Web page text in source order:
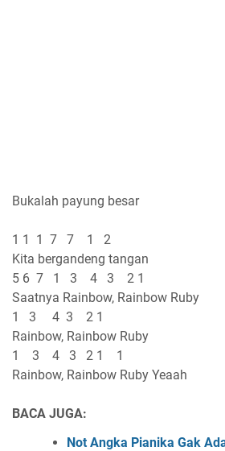
Bukalah payung besar
1 1 1 7 7 1 2
Kita bergandeng tangan
5 6 7 1 3 4 3 2 1
Saatnya Rainbow, Rainbow Ruby
1 3 4 3 2 1
Rainbow, Rainbow Ruby
1 3 4 3 2 1 1
Rainbow, Rainbow Ruby Yeaah
BACA JUGA:
Not Angka Pianika Gak